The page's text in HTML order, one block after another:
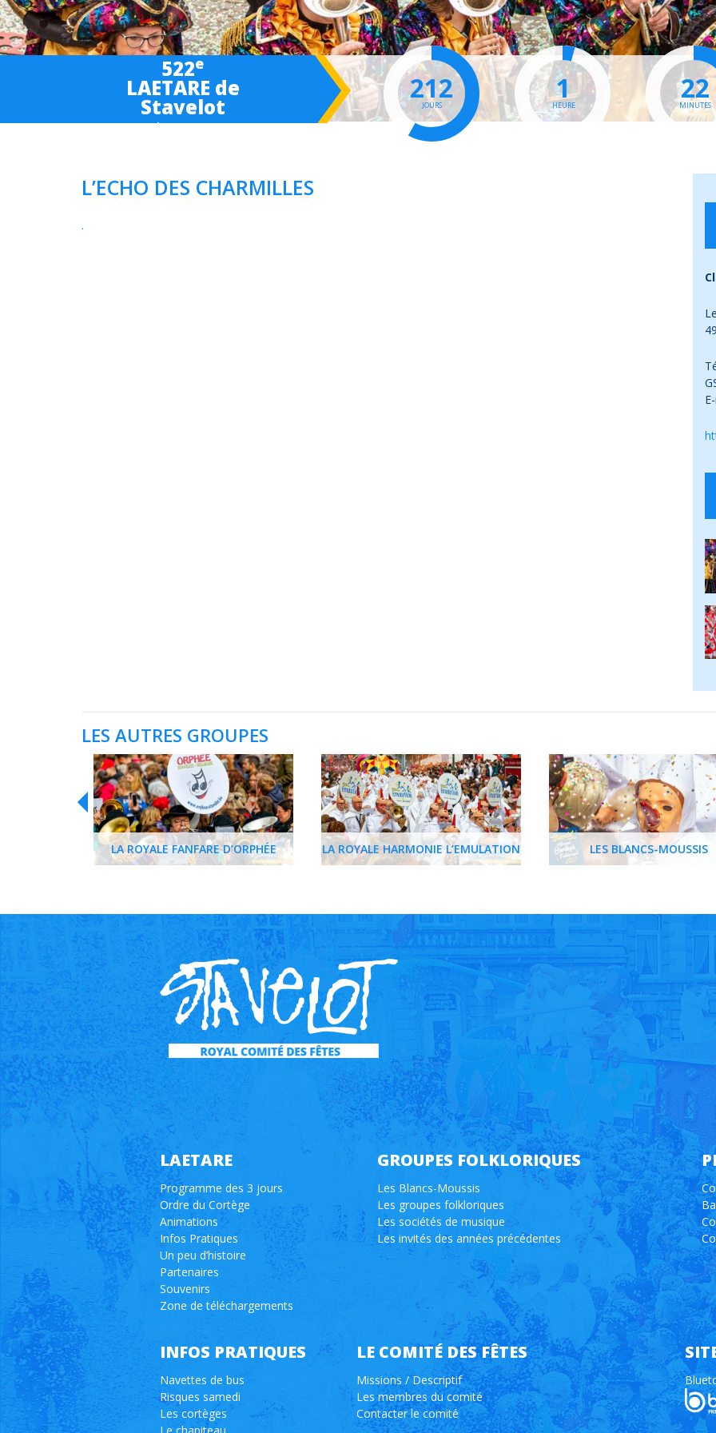
522e
LAETARE de
Stavelot
March 6-7-8 2027
212
JOURS
1
HEURE
22
MINUTES
L’ECHO DES CHARMILLES
.
LES AUTRES GROUPES
LA ROYALE FANFARE D’ORPHÉE LA ROYALE HARMONIE L’EMULATION LES BLANCS-MOUSSIS
LAETARE
Programme des 3 jours
Ordre du Cortège
Animations
Infos Pratiques
Un peu d’histoire
Partenaires
Souvenirs
Zone de téléchargements
GROUPES FOLKLORIQUES
Les Blancs-Moussis
Les groupes folkloriques
Les sociétés de musique
Les invités des années précédentes
INFOS PRATIQUES
Navettes de bus
Risques samedi
Les cortèges
LE COMITÉ DES FÊTES
Missions / Descriptif
Les membres du comité
Contacter le comité